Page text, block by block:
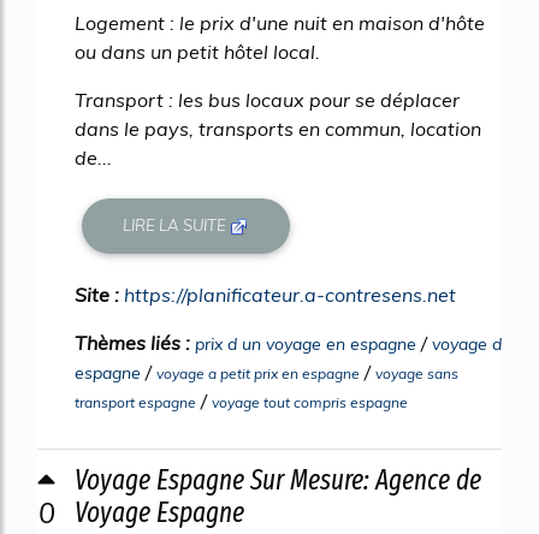
Logement : le prix d'une nuit en maison d'hôte
ou dans un petit hôtel local.
Transport : les bus locaux pour se déplacer
dans le pays, transports en commun, location
de...
LIRE LA SUITE
Site : https://planificateur.a-contresens.net
Thèmes liés : prix d un voyage en espagne /voyage d
espagne / voyage a petit prix en espagne / voyage sans
transport espagne / voyage tout compris espagne
0
Voyage Espagne Sur Mesure: Agence de
Voyage Espagne